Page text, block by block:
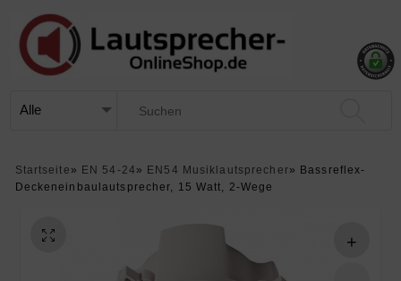
Startseite » EN 54-24 » EN54 Musiklautsprecher»
Bassreflex-
Deckeneinbaulautsprecher, 15 Watt, 2-Wege